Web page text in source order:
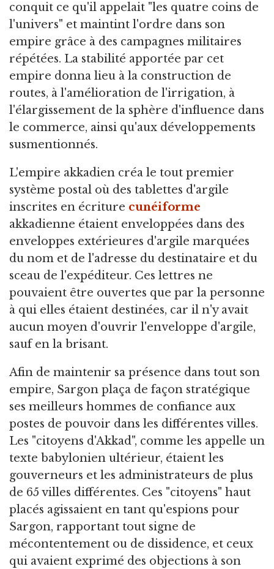
conquit ce qu'il appelait "les quatre coins de
l'univers" et maintint l'ordre dans son
empire grâce à des campagnes militaires
répétées. La stabilité apportée par cet
empire donna lieu à la construction de
routes, à l'amélioration de l'irrigation, à
l'élargissement de la sphère d'influence dans
le commerce, ainsi qu'aux développements
susmentionnés.
L'empire akkadien créa le tout premier
système postal où des tablettes d'argile
inscrites en écriture cunéiforme
akkadienne étaient enveloppées dans des
enveloppes extérieures d'argile marquées
du nom et de l'adresse du destinataire et du
sceau de l'expéditeur. Ces lettres ne
pouvaient être ouvertes que par la personne
à qui elles étaient destinées, car il n'y avait
aucun moyen d'ouvrir l'enveloppe d'argile,
sauf en la brisant.
Afin de maintenir sa présence dans tout son
empire, Sargon plaça de façon stratégique
ses meilleurs hommes de confiance aux
postes de pouvoir dans les différentes villes.
Les "citoyens d'Akkad", comme les appelle un
texte babylonien ultérieur, étaient les
gouverneurs et les administrateurs de plus
de 65 villes différentes. Ces "citoyens" haut
placés agissaient en tant qu'espions pour
Sargon, rapportant tout signe de
mécontentement ou de dissidence, et ceux
qui avaient exprimé des objections à son